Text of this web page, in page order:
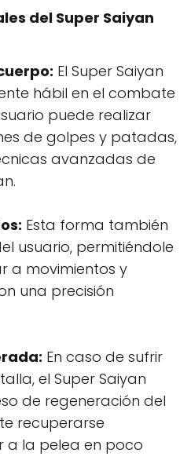
del Super Saiyan
El Super Saiyan
hábil en el combate
puede realizar
de golpes y patadas,
avanzadas de
Esta forma también
usuario, permitiéndole
a movimientos y
una precisión
En caso de sufrir
el Super Saiyan
de regeneración del
recuperarse
a la pelea en poco